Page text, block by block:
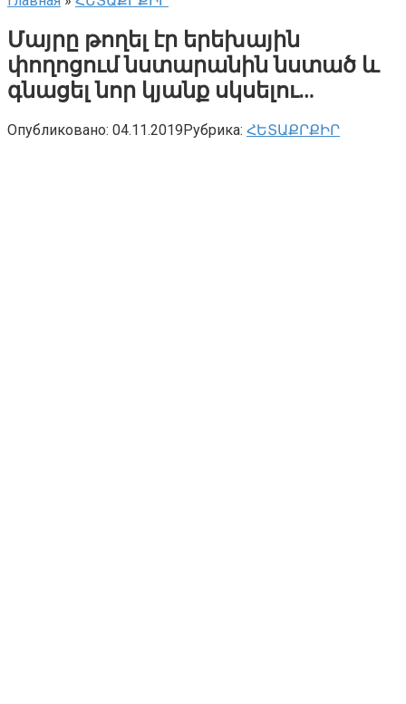
Մայրը թողել էր երեխային
փողոցում նստարանին նստած և
գնացել նոր կյանք սկսելու…
Опубликовано: 04.11.2019Рубрика: ՀԵՏԱՔՐՔԻՐ